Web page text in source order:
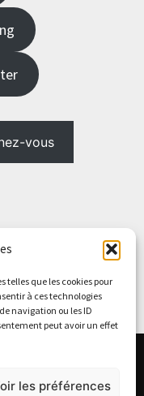
telles que les cookies pour
à ces technologies
navigation ou les ID
peut avoir un effet
les préférences
vous